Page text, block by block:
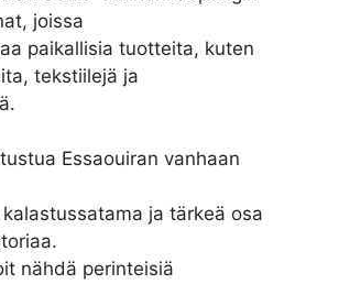
joissa
paikallisia tuotteita, kuten
tekstiilejä ja
Essaouiran vanhaan
ja tärkeä osa
nähdä perinteisiä